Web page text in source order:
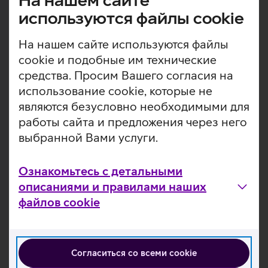
используются файлы cookie
На нашем сайте используются файлы
cookie и подобные им технические
средства. Просим Вашего согласия на
использование cookie, которые не
являются безусловно необходимыми для
работы сайта и предложения через него
выбранной Вами услуги.
Ознакомьтесь с детальными
описаниями и правилами наших
файлов cookie
Согласиться со всеми cookie
предоставляет исключительную производительность,
скорость графики и мощные возможности ИИ.
снимки и записывает видео в формате 4K. Для
дополнительности удобства и эффективности можно
отдельно приобрести Аpple Pencil Pro, позволяющий
рисовать и писать заметки прямо на экране устройства.
Планшет работает на операционной системе iPadOS 17.
NB! Зарядный адаптер в комплект устройства не
входит.
16-ядерный Neural Engine ускоряет машинное
обучение, чтобы вы могли быстрее обрабатывать
фотографии в приложении Adobe Lightroom.
Горизонтальная фронтальная камера гарантирует
очень качественные видеозвонки.